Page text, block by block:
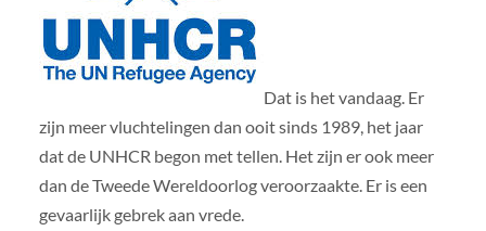
Dat is het vandaag. Er
zijn meer vluchtelingen dan ooit sinds 1989, het jaar
dat de UNHCR begon met tellen. Het zijn er ook meer
dan de Tweede Wereldoorlog veroorzaakte. Er is een
gevaarlijk gebrek aan vrede.